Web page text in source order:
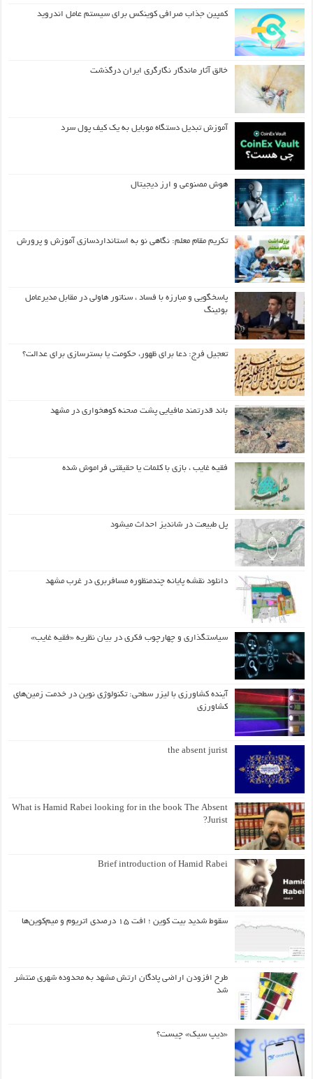
کمپین جذاب صرافی کوینکس برای سیستم عامل اندروید
خالق آثار ماندگار نگارگری ایران درگذشت
آموزش تبدیل دستگاه موبایل به یک کیف‌ پول سرد
هوش مصنوعی و ارز دیجیتال
تکریم مقام معلم: نگاهی نو به استانداردسازی آموزش و پرورش
پاسخگویی و مبارزه با فساد ، سناتور هاولی در مقابل مدیرعامل
بوئینگ
تعجیل فرج: دعا برای ظهور، حکومت یا بسترسازی برای عدالت؟
باند قدرتمند مافیایی پشت صحنه کوهخواری در مشهد
فقیه غایب ، بازی با کلمات یا حقیقتی فراموش شده
پل طبیعت در شاندیز احداث میشود
دانلود نقشه پایانه چندمنظوره مسافربری در غرب مشهد
سیاستگذاری و چهارچوب فکری در بیان نظریه «فقیه غایب»
آینده کشاورزی با لیزر سطحی: تکنولوژی نوین در خدمت زمین‌های
کشاورزی
the absent jurist
What is Hamid Rabei looking for in the book The Absent
Jurist?
Brief introduction of Hamid Rabei
سقوط شدید بیت کوین ؛ افت ۱۵ درصدی اتریوم و میم‌کوین‌ها
طرح افزودن اراضی پادگان ارتش مشهد به محدوده شهری منتشر
شد
«دیپ سیک» چیست؟